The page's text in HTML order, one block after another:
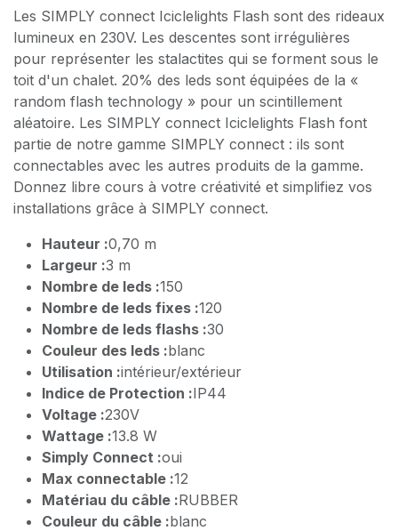
Les SIMPLY connect Iciclelights Flash sont des rideaux
lumineux en 230V. Les descentes sont irrégulières
pour représenter les stalactites qui se forment sous le
toit d'un chalet. 20% des leds sont équipées de la «
random flash technology » pour un scintillement
aléatoire. Les SIMPLY connect Iciclelights Flash font
partie de notre gamme SIMPLY connect : ils sont
connectables avec les autres produits de la gamme.
Donnez libre cours à votre créativité et simplifiez vos
installations grâce à SIMPLY connect.
Hauteur :0,70 m
Largeur :3 m
Nombre de leds :150
Nombre de leds fixes :120
Nombre de leds flashs :30
Couleur des leds :blanc
Utilisation :intérieur/extérieur
Indice de Protection :IP44
Voltage :230V
Wattage :13.8 W
Simply Connect :oui
Max connectable :12
Matériau du câble :RUBBER
Couleur du câble :blanc